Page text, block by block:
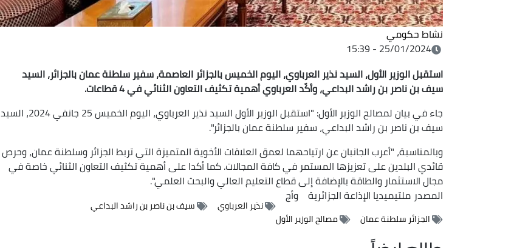
نشاط حكومي
25/01/2024 - 15:39
استقبل الوزير الأول، السيد نذير العرباوي، اليوم الخميس بالجزائر العاصمة، سفير سلطنة عمان بالجزائر، السيد
سيف بن ناصر بن راشد البداعي، وأكّد العرباوي أهمية تكثيف التعاون الثنائي في 4 قطاعات.
جاء في بيان لمصالح الوزير الأول: "استقبل الوزير الأول السيد نذير العرباوي، اليوم الخميس 25 جانفي 2024، السيد
سيف بن ناصر بن راشد البداعي، سفير سلطنة عمان بالجزائر".
وبالمناسبة، "أعرب الجانبان عن ارتياحهما لعمق العلاقات الأخوية المتميزة التي تربط الجزائر وسلطنة عمان، وحرص
قائدي البلدين على تعزيزها المستمر في كافة المجالات. كما أكدا على أهمية تكثيف التعاون الثنائي خاصة في
مجال الاستثمار والطاقة بالإضافة إلى قطاع التعليم العالي والبحث العلمي".
المصدر ملتيميديا الإذاعة الجزائرية وأج
نذير العرباوي
سيف بن ناصر بن راشد البداعي
الجزائر سلطنة عمان
مصالح الوزير الأول